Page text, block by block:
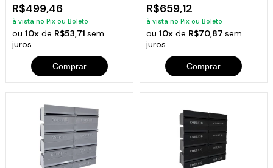
R$499,46
à vista no Pix ou Boleto
ou10x de R$53,71sem
juros
Comprar
R$659,12
à vista no Pix ou Boleto
ou 10xde R$70,87 sem
juros
Comprar